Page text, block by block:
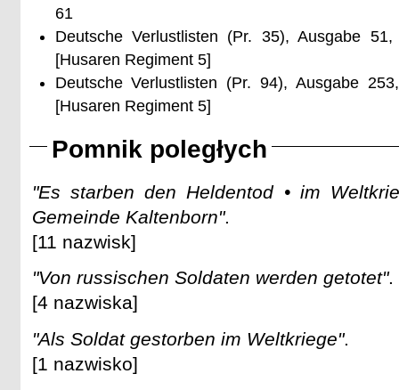
61
Deutsche Verlustlisten (Pr. 35), Ausgabe
[Husaren Regiment 5]
Deutsche Verlustlisten (Pr. 94), Ausgabe
[Husaren Regiment 5]
Pomnik poległych
"Es starben den Heldentod • im
Gemeinde Kaltenborn".
[11 nazwisk]
"Von russischen Soldaten werden getotet".
[4 nazwiska]
"Als Soldat gestorben im Weltkriege".
[1 nazwisko]